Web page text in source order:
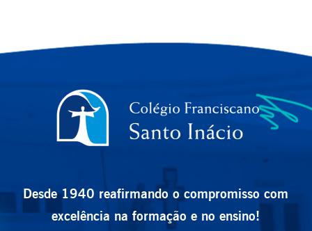
Desde 1940 reafirmando o compromisso com
excelência na formação e no ensino!